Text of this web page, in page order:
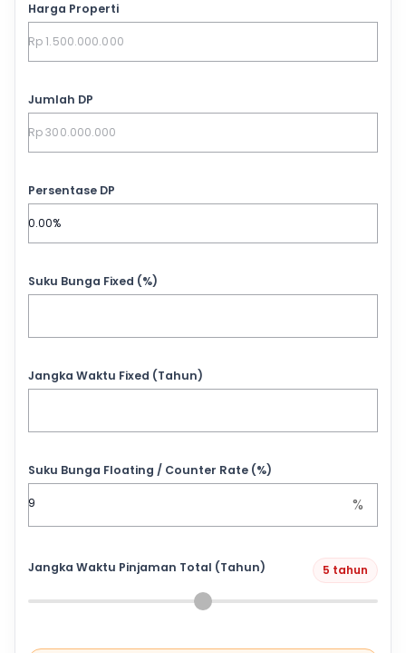
Harga Properti
Jumlah DP
Persentase DP
Suku Bunga Fixed (%)
Jangka Waktu Fixed (Tahun)
Suku Bunga Floating / Counter Rate (%)
%
Jangka Waktu Pinjaman Total (Tahun) 5 tahun